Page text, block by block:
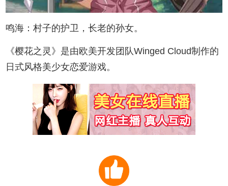
鸣海：村子的护卫，长老的孙女。
《樱花之灵》是由欧美开发团队Winged Cloud制作的
日式风格美少女恋爱游戏。